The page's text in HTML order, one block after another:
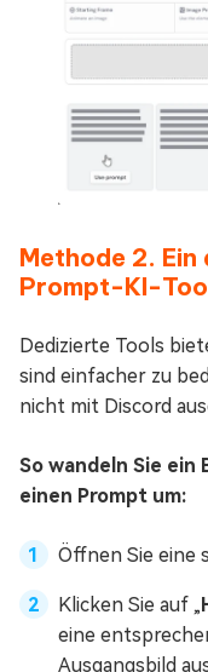
Methode 2.
Prompt-KI-
Dedizierte Tools
sind einfacher zu
nicht mit Discord
So wandeln Sie ein
einen Prompt um:
Öffnen Sie eine
Klicken Sie auf „
eine
Ausgangsbild